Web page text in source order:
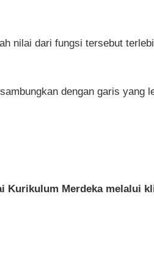
nilai dari fungsi tersebut
dengan garis yang
Kurikulum Merdeka melalui